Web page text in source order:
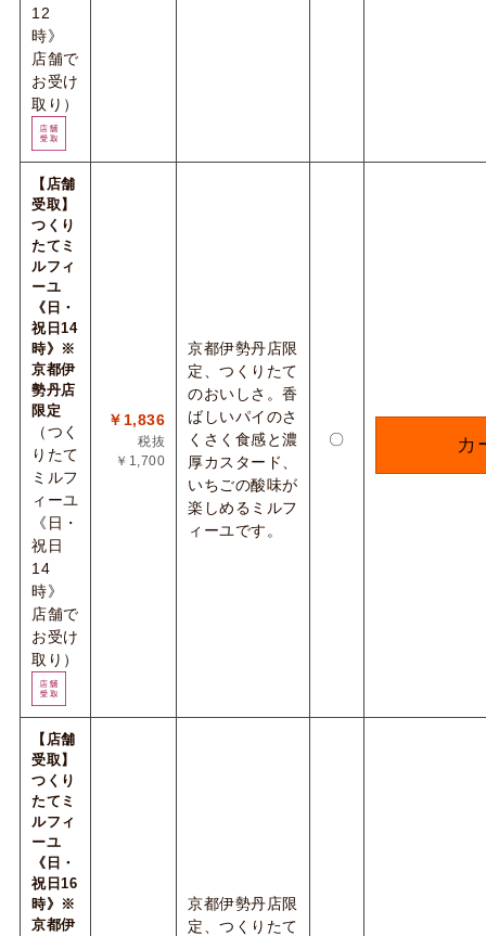
12
時》
店舗で
お受け
取り）
【店舗
受取】
つくり
たてミ
ルフィ
ーユ
《日・
祝日14
時》※
京都伊
勢丹店
限定
（つく
りたて
ミルフ
ィーユ
《日・
祝日
14
時》
店舗で
お受け
取り）
￥1,836
税抜
￥1,700
京都伊勢丹店限
定、つくりたて
のおいしさ。香
ばしいパイのさ
くさく食感と濃
厚カスタード、
いちごの酸味が
楽しめるミルフ
ィーユです。
〇 カ
【店舗
受取】
つくり
たてミ
ルフィ
ーユ
《日・
祝日16
時》※
京都伊
京都伊勢丹店限
定、つくりたて